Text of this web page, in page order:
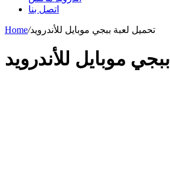
اتصل بنا
Home/تحميل لعبة ببجي موبايل للأندرويد
موبايل للأندرويد